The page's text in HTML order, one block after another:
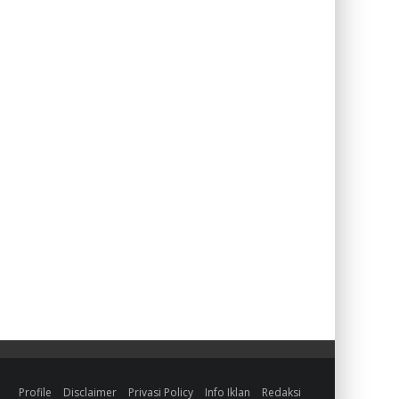
Profile Disclaimer Privasi Policy Info Iklan Redaksi